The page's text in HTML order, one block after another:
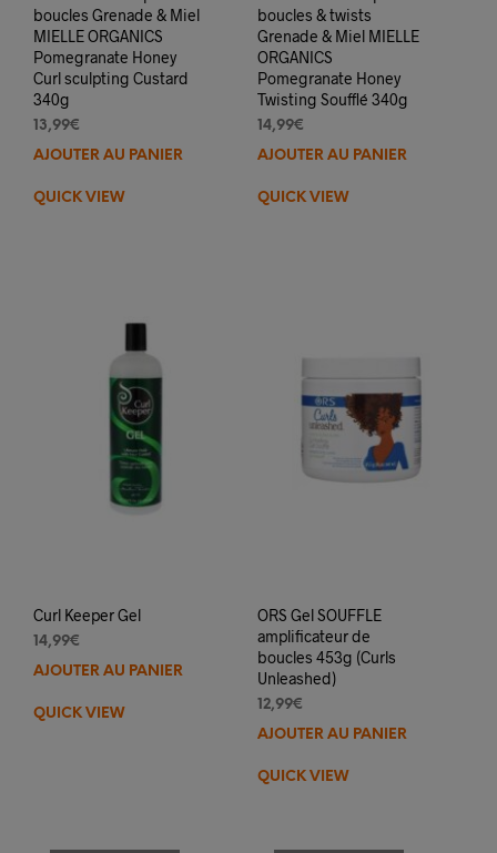
boucles Grenade & Miel
MIELLE ORGANICS
Pomegranate Honey
Curl sculpting Custard
340g
13,99€
AJOUTER AU PANIER
QUICK VIEW
boucles & twists
Grenade & Miel MIELLE
ORGANICS
Pomegranate Honey
Twisting Soufflé 340g
14,99€
AJOUTER AU PANIER
QUICK VIEW
Curl Keeper Gel
14,99€
AJOUTER AU PANIER
QUICK VIEW
ORS Gel SOUFFLE
amplificateur de
boucles 453g (Curls
Unleashed)
12,99€
AJOUTER AU PANIER
QUICK VIEW